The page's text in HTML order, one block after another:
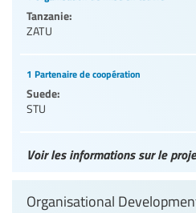
Tanzanie:
ZATU
1 Partenaire de coopération
Suede:
STU
Voir les informations sur le
Organisational